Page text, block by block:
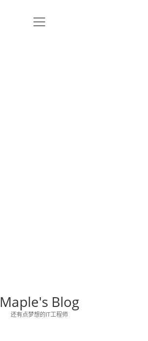
关于博主
o
Maple's Blog
还有点梦想的IT工程师